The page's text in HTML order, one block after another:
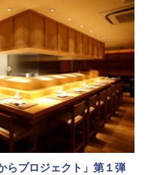
らプロジェクト」第１弾